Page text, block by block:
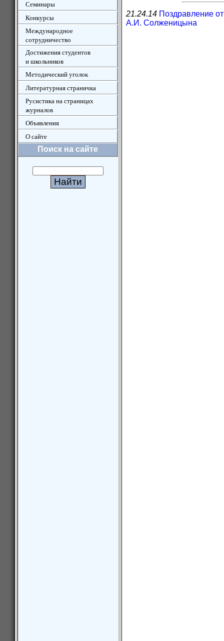
Семинары
Конкурсы
Международное
сотрудничество
Достижения студентов
и школьников
Методический уголок
Литературная страничка
Русистика на страницах
журналов
Объявления
О сайте
Поиск на сайте
21.24.14 Поздравление
А.И. Солженицына